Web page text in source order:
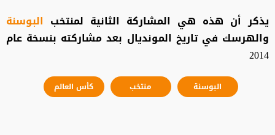
يذكر أن هذه هي المشاركة الثانية لمنتخب البوسنة
والهرسك في تاريخ المونديال بعد مشاركته بنسخة عام
2014
البوسنة منتخب كأس العالم